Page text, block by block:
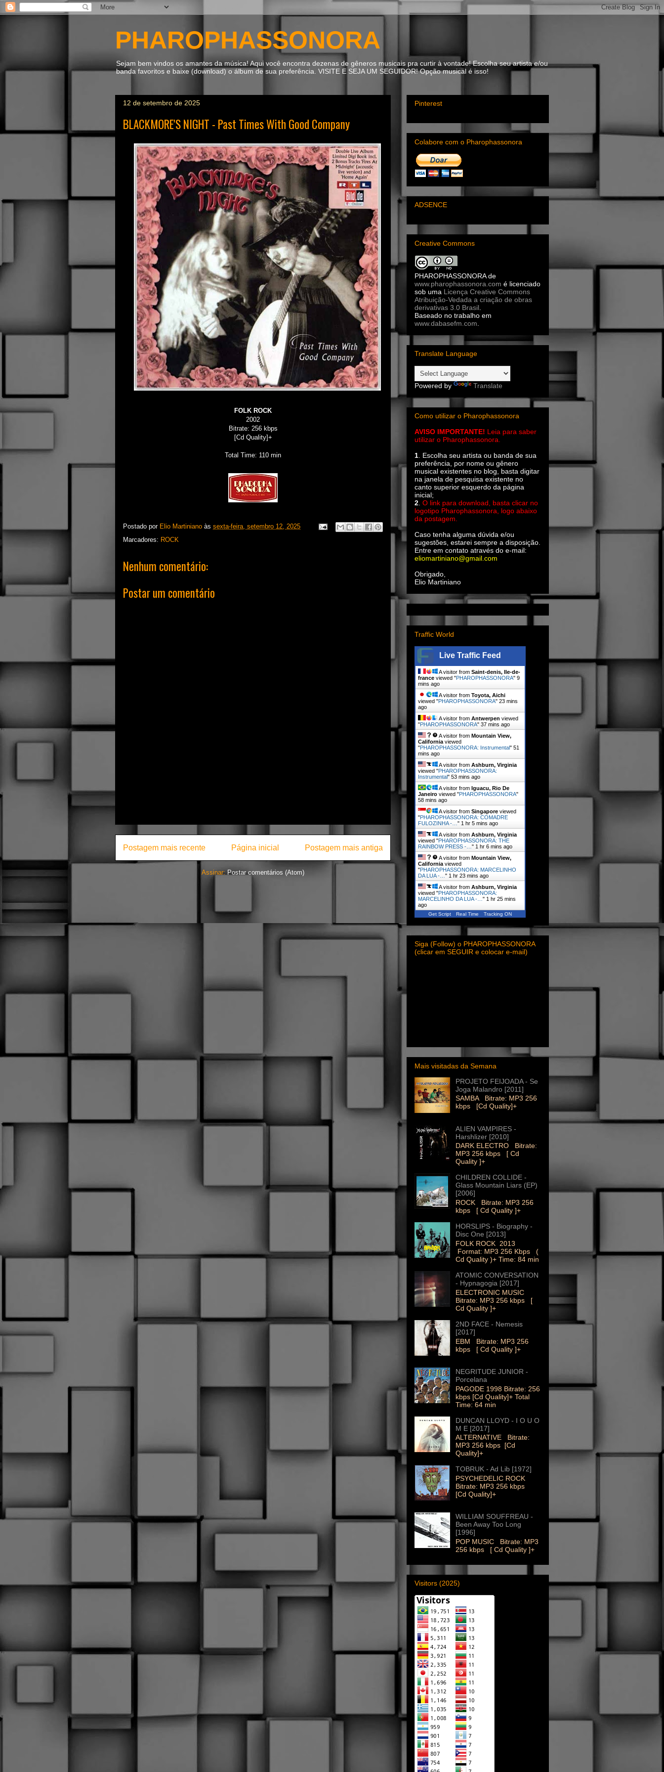
PHAROPHASSONORA
Sejam bem vindos os amantes da música! Aqui você encontra dezenas de gêneros musicais pra curtir à vontade! Escolha seu artista e/ou
banda favoritos e baixe (download) o álbum de sua preferência. VISITE E SEJA UM SEGUIDOR! Opção musical é isso!
12 de setembro de 2025
BLACKMORE'S NIGHT - Past Times With Good Company
FOLK ROCK
2002
Bitrate: 256 kbps
[Cd Quality]+
Total Time: 110 min
Postado por Elio Martiniano às sexta-feira, setembro 12, 2025
Marcadores: ROCK
Nenhum comentário:
Postar um comentário
Postagem mais recente Postagem mais antiga
Página inicial
Assinar: Postar comentários (Atom)
Pinterest
Colabore com o Pharophassonora
ADSENCE
Creative Commons
PHAROPHASSONORAde
www.pharophassonora.com é licenciado
sob uma Licença Creative Commons
Atribuição-Vedada a criação de obras
derivativas 3.0 Brasil
Baseado no trabalho em
www.dabasefm.com
Translate Language
Powered by Translate
Como utilizar o Pharophassonora
AVISO IMPORTANTE! Leia para saber
utilizar o Pharophassonora.
1. Escolha seu artista ou banda de sua
preferência, por nome ou gênero
musical existentes no blog, basta digitar
na janela de pesquisa existente no
canto superior esquerdo da página
inicial;
2. O link para download, basta clicar no
logotipo Pharophassonora, logo abaixo
da postagem.
Caso tenha alguma dúvida e/ou
sugestões, estarei sempre a disposição.
Entre em contato através do e-mail:
eliomartiniano@gmail.com
Obrigado,
Elio Martiniano
Traffic World
Live Traffic Feed
A visitor from Saint-denis, Ile-de-
france viewed "PHAROPHASSONORA" 9
mins ago
A visitor from Toyota, Aichi
viewed "PHAROPHASSONORA" 23 mins
ago
A visitor from Antwerpen viewed
"PHAROPHASSONORA" 37 mins ago
A visitor from Mountain View,
California viewed
"PHAROPHASSONORA: Instrumental" 51
mins ago
A visitor from Ashburn, Virginia
viewed "PHAROPHASSONORA:
Instrumental" 53 mins ago
A visitor from Iguacu, Rio De
Janeiro viewed "PHAROPHASSONORA"
58 mins ago
A visitor from Singapore viewed
"PHAROPHASSONORA: COMADRE
FULOZINHA -… " 1 hr 5 mins ago
A visitor from Ashburn, Virginia
viewed "PHAROPHASSONORA: THE
RAINBOW PRESS -… " 1 hr 6 mins ago
A visitor from Mountain View,
California viewed
"PHAROPHASSONORA: MARCELINHO
DA LUA -… " 1 hr 23 mins ago
A visitor from Ashburn, Virginia
viewed "PHAROPHASSONORA:
MARCELINHO DA LUA -… " 1 hr 25 mins
ago
Get Script Real Time Tracking ON
Siga (Follow) o PHAROPHASSONORA
(clicar em SEGUIR e colocar e-mail)
Mais visitadas da Semana
PROJETO FEIJOADA - Se
Joga Malandro [2011]
SAMBA Bitrate: MP3 256
kbps [Cd Quality]+
ALIEN VAMPIRES -
Harshlizer [2010]
DARK ELECTRO Bitrate:
MP3 256 kbps [ Cd
Quality ]+
CHILDREN COLLIDE -
Glass Mountain Liars (EP)
[2006]
ROCK Bitrate: MP3 256
kbps [ Cd Quality ]+
HORSLIPS - Biography -
Disc One [2013]
FOLK ROCK 2013
Format: MP3 256 Kbps (
Cd Quality )+ Time: 84 min
ATOMIC CONVERSATION
- Hypnagogia [2017]
ELECTRONIC MUSIC
Bitrate: MP3 256 kbps [
Cd Quality ]+
2ND FACE - Nemesis
[2017]
EBM Bitrate: MP3 256
kbps [ Cd Quality ]+
NEGRITUDE JUNIOR -
Porcelana
PAGODE 1998 Bitrate: 256
kbps [Cd Quality]+ Total
Time: 64 min
DUNCAN LLOYD - I O U O
M E [2017]
ALTERNATIVE Bitrate:
MP3 256 kbps [Cd
Quality]+
TOBRUK - Ad Lib [1972]
PSYCHEDELIC ROCK
Bitrate: MP3 256 kbps
[Cd Quality]+
WILLIAM SOUFFREAU -
Been Away Too Long
[1996]
POP MUSIC Bitrate: MP3
256 kbps [ Cd Quality ]+
Visitors (2025)